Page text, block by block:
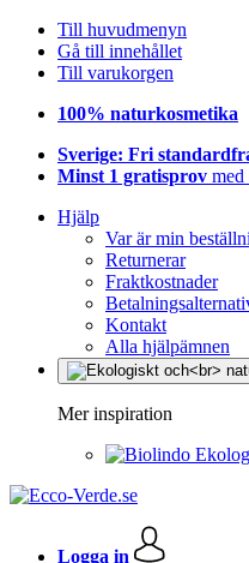
Till huvudmenyn
Gå till innehållet
Till varukorgen
100% naturkosmetika
Sverige: Fri
Minst 1 gratisprov med
Hjälp
Var är min
Returnerar
Fraktkostnader
Kontakt
Alla hjälpämnen
Mer inspiration
Logga in